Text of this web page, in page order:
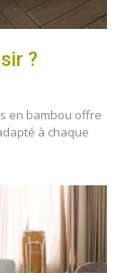
?
en bambou offre
à chaque